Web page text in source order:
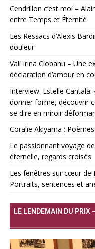
Cendrillon c’est moi –
entre Temps et Éternité
Les Ressacs d’Alexis
douleur
Vali Irina Ciobanu – Une
déclaration d’amour en
Interview. Estelle Cantala:
donner forme, découvrir
se dire en miroir
Coralie Akiyama :
Le passionnant voyage
éternelle, regards croisés
Les fenêtres sur cœur de
Portraits, sentences et
LE LENDEMAIN DU PRIX
Lecteur